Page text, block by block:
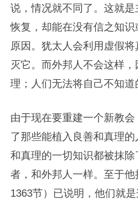
说，情况就不同了。这就
恢复，却能在没有信之知
原因。犹太人会利用虚假
灭它。而外邦人不会这样
理；人们无法将自己不知道
由于现在要重建一个新教
了那些能植入良善和真理
和真理的一切知识都被抹
者，和外邦人一样。至于他
1363节）已说明，他们就